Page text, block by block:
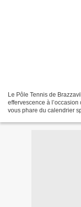
Le Pôle Tennis de
effervescence à
vous phare du calendrier